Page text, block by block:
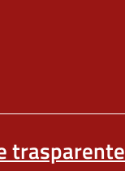
trasparente